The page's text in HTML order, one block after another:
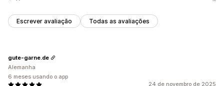
Escrever avaliação Todas as avaliações
24 de novembro de 2025
gute-garne.de
Alemanha
6 meses usando o app